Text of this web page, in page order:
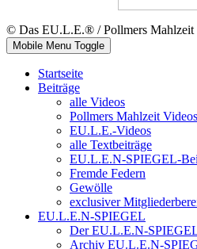
© Das EU.L.E.® / Pollmers Mahlzeit
Mobile Menu Toggle
Startseite
Beiträge
alle Videos
Pollmers Mahlzeit Videos
EU.L.E.-Videos
alle Textbeiträge
EU.L.E.N-SPIEGEL-
Fremde Federn
Gewölle
exclusiver
EU.L.E.N-SPIEGEL
Der EU.L.E.N-
Archiv EU.L.E.N-